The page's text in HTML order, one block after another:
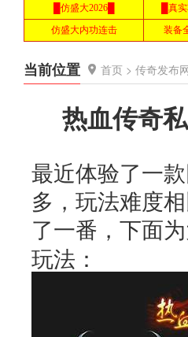
当前位置 首页 > 传奇发布
热血传奇
最近体验了一
多，玩法难度
了一番，下面
玩法：